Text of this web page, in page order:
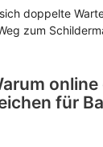
doppelte
zum
online
für